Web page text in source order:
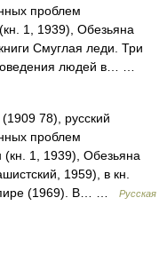
проблем
1, 1939), Обезьяна
Смуглая леди. Три
людей в… …
78), русский
проблем
1, 1939), Обезьяна
1959), в кн.
(1969). В… …
Русская